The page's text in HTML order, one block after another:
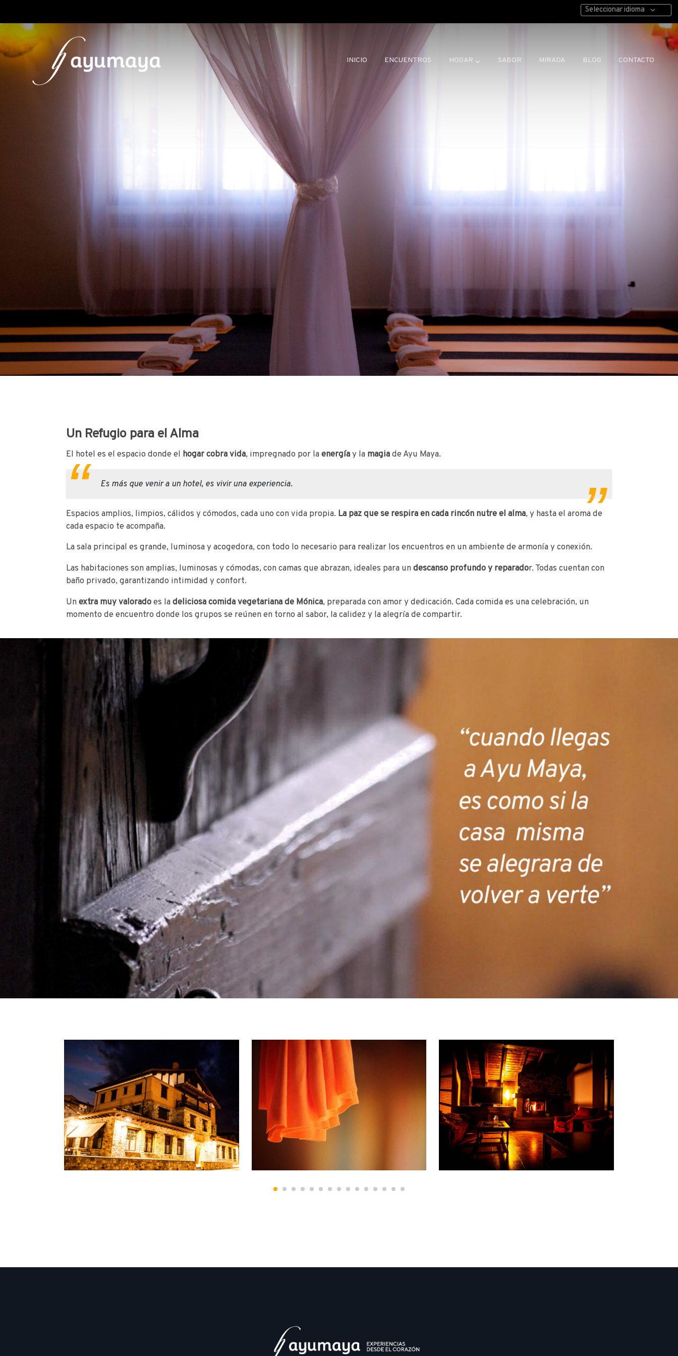
Seleccionar idioma
INICIO ENCUENTROS HOGAR SABOR MIRADA BLOG CONTACTO
Un Refugio para el Alma
El hotel es el espacio donde el hogar cobra vida, impregnado por laenergíay la magiade Ayu Maya.
Es más que venir a un hotel, es vivir una experiencia.
Espacios amplios, limpios, cálidos y cómodos, cada uno con vida propia. La paz que se respira en cada rincón nutre el alma, y hasta el aroma de
cada espacio te acompaña.
La sala principal es grande, luminosa y acogedora, con todo lo necesario para realizar los encuentros en un ambiente de armonía y conexión.
Las habitaciones son amplias, luminosas y cómodas, con camas que abrazan, ideales para undescanso profundo y reparador. Todas cuentan con
baño privado, garantizando intimidad y confort.
Unextra muy valoradoes ladeliciosa comida vegetariana de Mónica, preparada con amor y dedicación. Cada comida es una celebración, un
momento de encuentro donde los grupos se reúnen en torno al sabor, la calidez y la alegría de compartir.